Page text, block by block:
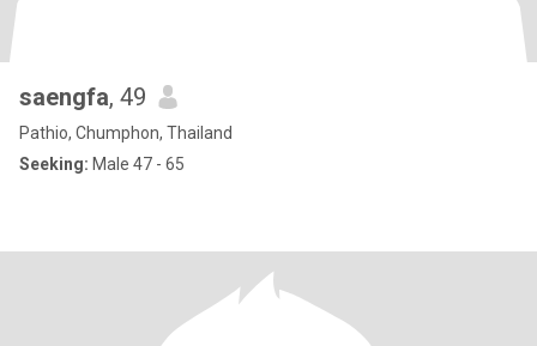
saengfa, 49
Pathio, Chumphon, Thailand
Seeking: Male 47 - 65